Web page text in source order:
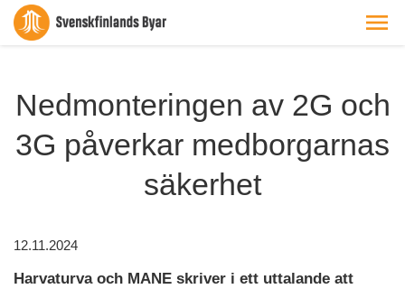
Nedmonteringen av 2G och
3G påverkar medborgarnas
säkerhet
12.11.2024
Harvaturva och MANE skriver i ett uttalande att